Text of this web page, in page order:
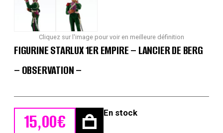
Cliquez sur l'image pour voir en meilleure définition
FIGURINE STARLUX 1ER EMPIRE – LANCIER DE BERG
– OBSERVATION –
15,00€ En stock